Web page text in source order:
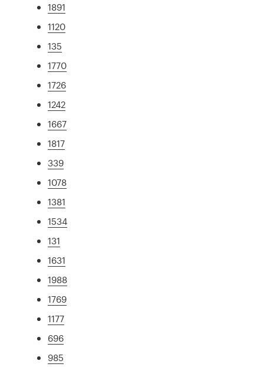
1891
1120
135
1770
1726
1242
1667
1817
339
1078
1381
1534
131
1631
1988
1769
1177
696
985